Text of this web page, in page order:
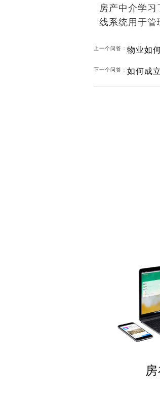
房产中介学
线系统用于管
上一个问答： 物业如
下一个问答： 如何成